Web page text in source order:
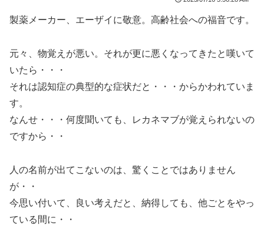
製薬メーカー、エーザイに敬意。高齢社会への福音です。
元々、物覚えが悪い。それが更に悪くなってきたと嘆いて
いたら・・・
それは認知症の典型的な症状だと・・・からかわれていま
す。
なんせ・・・何度聞いても、レカネマブが覚えられないの
ですから・・
人の名前が出てこないのは、驚くことではありません
が・・
今思い付いて、良い考えだと、納得しても、他ごとをやっ
ている間に・・